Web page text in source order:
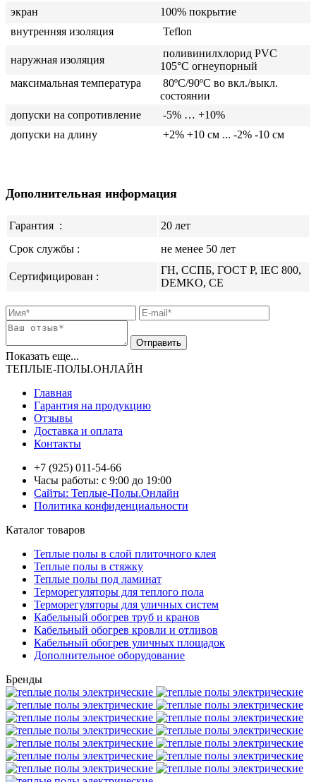
экран
100% покрытие
внутренняя изоляция
Teflon
наружная изоляция
поливинилхлорид PVC
105°C огнеупорный
максимальная температура
80ºС/90ºС во вкл./выкл.
состоянии
допуски на сопротивление
-5% … +10%
допуски на длину
+2% +10 см ... -2% -10 см
Дополнительная информация
Гарантия :
20 лет
Срок службы :
не менее 50 лет
Сертифицирован :
ГН, ССПБ, ГОСТ Р, IEC 800,
DEMKO, CE
Показать еще...
ТЕПЛЫЕ-ПОЛЫ.ОНЛАЙН
Главная
Гарантия на продукцию
Отзывы
Доставка и оплата
Контакты
+7 (925) 011-54-66
Часы работы: с 9:00 до 19:00
Сайты: Теплые-Полы.Онлайн
Политика конфиденциальности
Каталог товаров
Теплые полы в слой плиточного клея
Теплые полы в стяжку
Теплые полы под ламинат
Терморегуляторы для теплого пола
Терморегуляторы для уличных систем
Кабельный обогрев труб и кранов
Кабельный обогрев кровли и отливов
Кабельный обогрев уличных площадок
Дополнительное оборудование
Бренды